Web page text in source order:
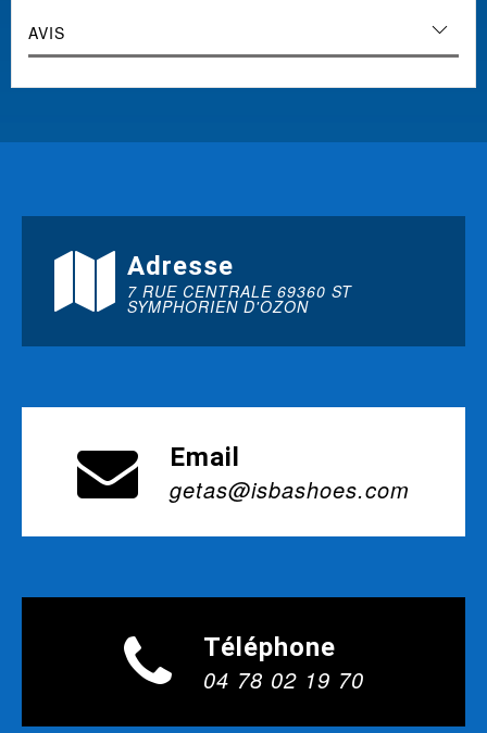
AVIS
Adresse
7 RUE CENTRALE 69360 ST
SYMPHORIEN D'OZON
Email
getas@isbashoes.com
Téléphone
04 78 02 19 70